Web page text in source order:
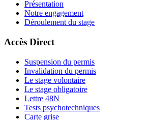
Présentation
Notre engagement
Déroulement du stage
Accès Direct
Suspension du permis
Invalidation du permis
Le stage volontaire
Le stage obligatoire
Lettre 48N
Tests psychotechniques
Carte grise